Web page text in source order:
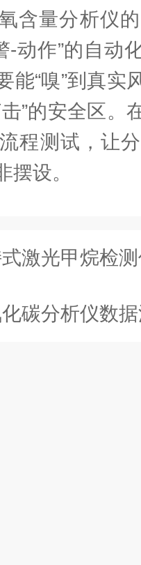
量分析仪的
-动作”的自动
能“嗅”到真实
”的安全区。
程测试，让
摆设。
激光甲烷检测仪
碳分析仪数据漂